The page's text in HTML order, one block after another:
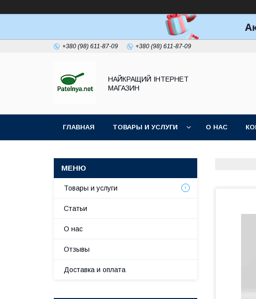
+380 (98) 611-87-09 +380 (98) 611-87-09
НАЙКРАЩИЙ ІНТЕРНЕТ
МАГАЗИН
ГЛАВНАЯ ТОВАРЫ И УСЛУГИ О НАС
Товары и услуги
Статьи
О нас
Отзывы
Доставка и оплата